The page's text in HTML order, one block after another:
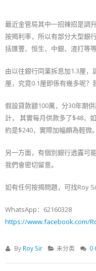
最近金管局其中一招辣招是調
按揭利率，所以有部分大型銀
括匯豐、恒生、中銀、渣打等等
由以往銀行同業拆息加1.3厘，
厘，究竟0.1厘即係有幾多呢？
假設貸款額100萬，分30年期
計， 其實每月供款多了$48，
約是$240，實際加幅頗為輕微。
另一方面，有個別銀行透露可
我們會密切留意。
如有任何按揭問題，可找Roy
WhatsApp：62160328
https://www.facebook.com/
By Roy Sir 未分类 0